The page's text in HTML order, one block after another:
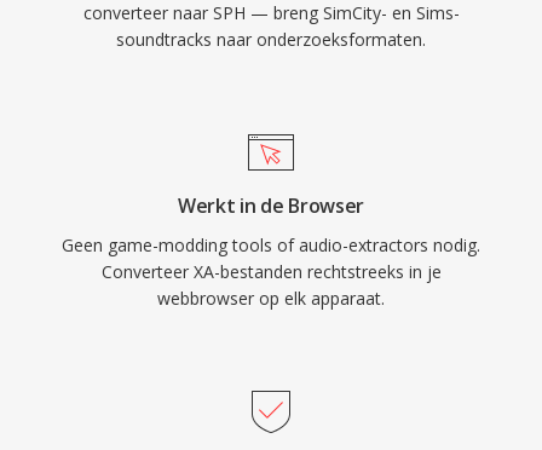
converteer naar SPH — breng SimCity- en Sims-
soundtracks naar onderzoeksformaten.
Werkt in de Browser
Geen game-modding tools of audio-extractors nodig.
Converteer XA-bestanden rechtstreeks in je
webbrowser op elk apparaat.